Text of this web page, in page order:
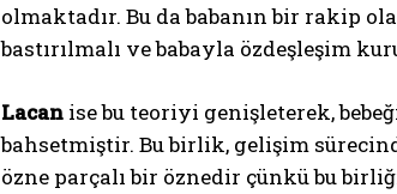
olmaktadır. Bu da babanın bir rakip
bastırılmalı ve babayla özdeşleşim
Lacan ise bu teoriyi genişleterek,
bahsetmiştir. Bu birlik, gelişim
özne parçalı bir öznedir çünkü bu